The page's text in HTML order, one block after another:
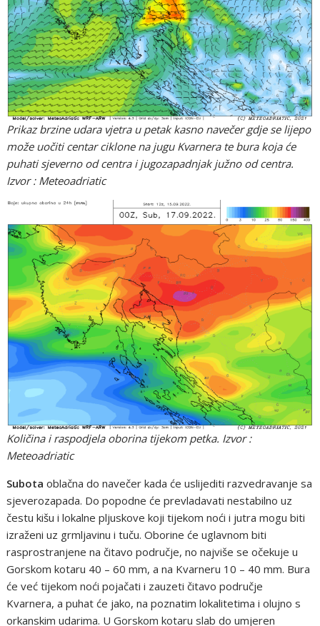
Prikaz brzine udara vjetra u petak kasno navečer gdje se lijepo
može uočiti centar ciklone na jugu Kvarnera te bura koja će
puhati sjeverno od centra i jugozapadnjak južno od centra.
Izvor : Meteoadriatic
Količina i raspodjela oborina tijekom petka. Izvor :
Meteoadriatic
Subota oblačna do navečer kada će uslijediti razvedravanje sa
sjeverozapada. Do popodne će prevladavati nestabilno uz
čestu kišu i lokalne pljuskove koji tijekom noći i jutra mogu biti
izraženi uz grmljavinu i tuču. Oborine će uglavnom biti
rasprostranjene na čitavo područje, no najviše se očekuje u
Gorskom kotaru 40 – 60 mm, a na Kvarneru 10 – 40 mm. Bura
će već tijekom noći pojačati i zauzeti čitavo područje
Kvarnera, a puhat će jako, na poznatim lokalitetima i olujno s
orkanskim udarima. U Gorskom kotaru slab do umjeren